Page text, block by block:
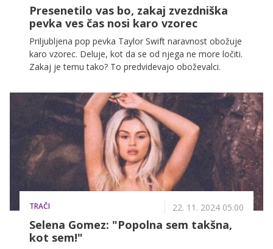
Presenetilo vas bo, zakaj zvezdniška
pevka ves čas nosi karo vzorec
Priljubljena pop pevka Taylor Swift naravnost obožuje
karo vzorec. Deluje, kot da se od njega ne more ločiti.
Zakaj je temu tako? To predvidevajo oboževalci.
TRAČI 22. 11. 2024 05.00
Selena Gomez: "Popolna sem takšna,
kot sem!"